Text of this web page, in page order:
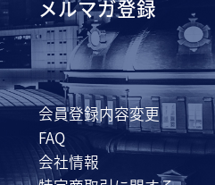
メルマガ登録
会員登録内容変更
FAQ
会社情報